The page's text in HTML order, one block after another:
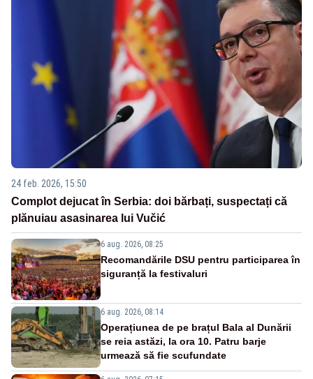
24 feb. 2026, 15:50
Complot dejucat în Serbia: doi bărbați, suspectați că
plănuiau asasinarea lui Vučić
6 aug. 2026, 08:25
Recomandările DSU pentru participarea în
siguranță la festivaluri
6 aug. 2026, 08:14
Operațiunea de pe brațul Bala al Dunării
se reia astăzi, la ora 10. Patru barje
urmează să fie scufundate